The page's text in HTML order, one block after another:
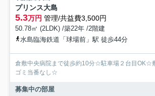
プリンス大島
5.3万円 管理/共益費3,500円
50.78㎡ (2LDK) /築22年 /2階建
水島臨海鉄道「球場前」駅 徒歩44分
倉敷中央病院まで徒歩約10分☆駐車場２台目OK☆
ゴミ当番なし☆
募集中の部屋